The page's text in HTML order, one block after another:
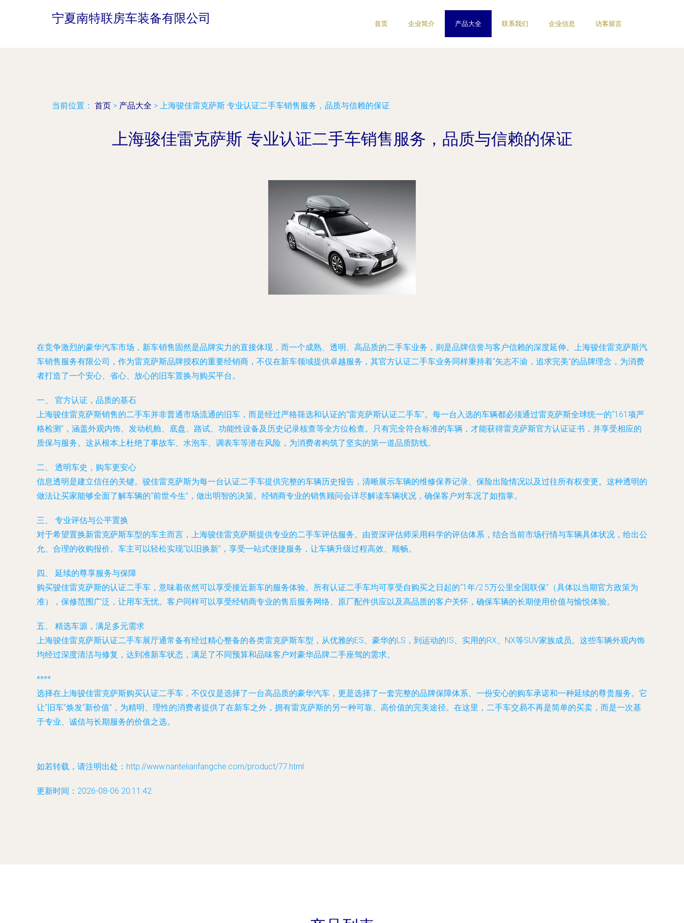
宁夏南特联房车装备有限公司 首页 企业简介 产品大全 联系我们 企业信息 访客留言
当前位置： 首页 > 产品大全 > 上海骏佳雷克萨斯 专业认证二手车销售服务，品质与信赖的保证
上海骏佳雷克萨斯 专业认证二手车销售服务，品质与信赖的保证
在竞争激烈的豪华汽车市场，新车销售固然是品牌实力的直接体现，而一个成熟、透明、高品质的二手车业务，则是品牌信誉与客户信赖的深度延伸。上海骏佳雷克萨斯汽
车销售服务有限公司，作为雷克萨斯品牌授权的重要经销商，不仅在新车领域提供卓越服务，其官方认证二手车业务同样秉持着“矢志不渝，追求完美”的品牌理念，为消费
者打造了一个安心、省心、放心的旧车置换与购买平台。
一、 官方认证，品质的基石
上海骏佳雷克萨斯销售的二手车并非普通市场流通的旧车，而是经过严格筛选和认证的“雷克萨斯认证二手车”。每一台入选的车辆都必须通过雷克萨斯全球统一的“161项严
格检测”，涵盖外观内饰、发动机舱、底盘、路试、功能性设备及历史记录核查等全方位检查。只有完全符合标准的车辆，才能获得雷克萨斯官方认证证书，并享受相应的
质保与服务。这从根本上杜绝了事故车、水泡车、调表车等潜在风险，为消费者构筑了坚实的第一道品质防线。
二、 透明车史，购车更安心
信息透明是建立信任的关键。骏佳雷克萨斯为每一台认证二手车提供完整的车辆历史报告，清晰展示车辆的维修保养记录、保险出险情况以及过往所有权变更。这种透明的
做法让买家能够全面了解车辆的“前世今生”，做出明智的决策。经销商专业的销售顾问会详尽解读车辆状况，确保客户对车况了如指掌。
三、 专业评估与公平置换
对于希望置换新雷克萨斯车型的车主而言，上海骏佳雷克萨斯提供专业的二手车评估服务。由资深评估师采用科学的评估体系，结合当前市场行情与车辆具体状况，给出公
允、合理的收购报价。车主可以轻松实现“以旧换新”，享受一站式便捷服务，让车辆升级过程高效、顺畅。
四、 延续的尊享服务与保障
购买骏佳雷克萨斯的认证二手车，意味着依然可以享受接近新车的服务体验。所有认证二手车均可享受自购买之日起的“1年/2.5万公里全国联保”（具体以当期官方政策为
准），保修范围广泛，让用车无忧。客户同样可以享受经销商专业的售后服务网络、原厂配件供应以及高品质的客户关怀，确保车辆的长期使用价值与愉悦体验。
五、 精选车源，满足多元需求
上海骏佳雷克萨斯认证二手车展厅通常备有经过精心整备的各类雷克萨斯车型，从优雅的ES、豪华的LS，到运动的IS、实用的RX、NX等SUV家族成员。这些车辆外观内饰
均经过深度清洁与修复，达到准新车状态，满足了不同预算和品味客户对豪华品牌二手座驾的需求。
****
选择在上海骏佳雷克萨斯购买认证二手车，不仅仅是选择了一台高品质的豪华汽车，更是选择了一套完整的品牌保障体系、一份安心的购车承诺和一种延续的尊贵服务。它
让“旧车”焕发“新价值”，为精明、理性的消费者提供了在新车之外，拥有雷克萨斯的另一种可靠、高价值的完美途径。在这里，二手车交易不再是简单的买卖，而是一次基
于专业、诚信与长期服务的价值之选。
如若转载，请注明出处：http://www.nantelianfangche.com/product/77.html
更新时间：2026-08-06 20:11:42